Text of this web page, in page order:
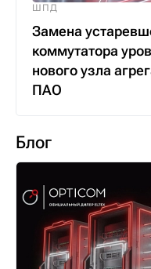
ШПД
Замена
коммутатора
нового узла
ПАО
Блог